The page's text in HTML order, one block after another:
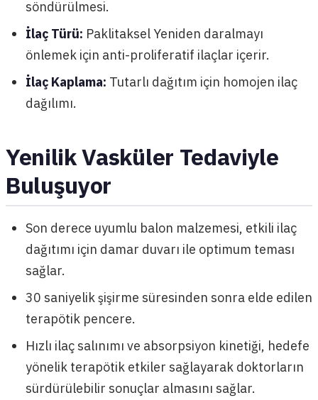
söndürülmesi.
İlaç Türü: Paklitaksel Yeniden daralmayı
önlemek için anti-proliferatif ilaçlar içerir.
İlaç Kaplama: Tutarlı dağıtım için homojen ilaç
dağılımı.
Yenilik Vasküler Tedaviyle
Buluşuyor
Son derece uyumlu balon malzemesi, etkili ilaç
dağıtımı için damar duvarı ile optimum teması
sağlar.
30 saniyelik şişirme süresinden sonra elde edilen
terapötik pencere.
Hızlı ilaç salınımı ve absorpsiyon kinetiği, hedefe
yönelik terapötik etkiler sağlayarak doktorların
sürdürülebilir sonuçlar almasını sağlar.